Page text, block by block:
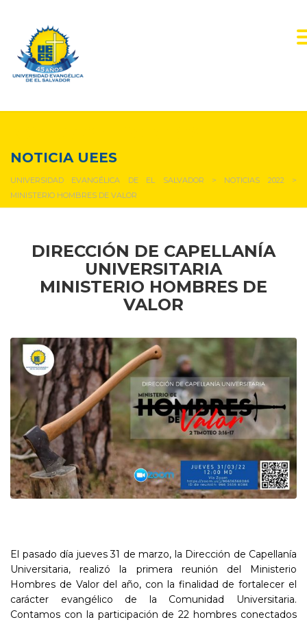
NOTICIA UEES
UNIVERSIDAD EVANGÉLICA DE EL SALVADOR > NOTICIAS 2022>
MINISTERIO HOMBRES DE VALOR
DIRECCIÓN DE CAPELLANÍA
UNIVERSITARIA
MINISTERIO HOMBRES DE
VALOR
El pasado día jueves 31 de marzo, la Dirección de Capellanía
Universitaria, realizó la primera reunión del Ministerio
Hombres de Valor del año, con la finalidad de fortalecer el
carácter evangélico de la Comunidad Universitaria.
Contamos con la participación de 22 hombres conectados